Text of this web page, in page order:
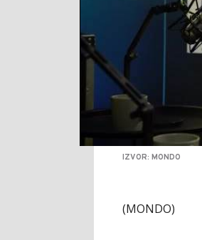
IZVOR: MONDO
(MONDO)